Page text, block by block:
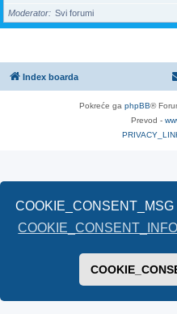
COOKIE_CONSENT_MSG
COOKIE_CONSENT_INFO
Moderator
Svi forumi
Index boarda
Pokreće ga phpBB®
Prevod -